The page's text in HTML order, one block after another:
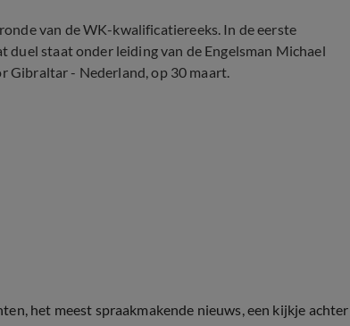
van de WK-kwalificatiereeks. In de eerste
staat onder leiding van de Engelsman Michael
Gibraltar - Nederland, op 30 maart.
het meest spraakmakende nieuws, een kijkje achter